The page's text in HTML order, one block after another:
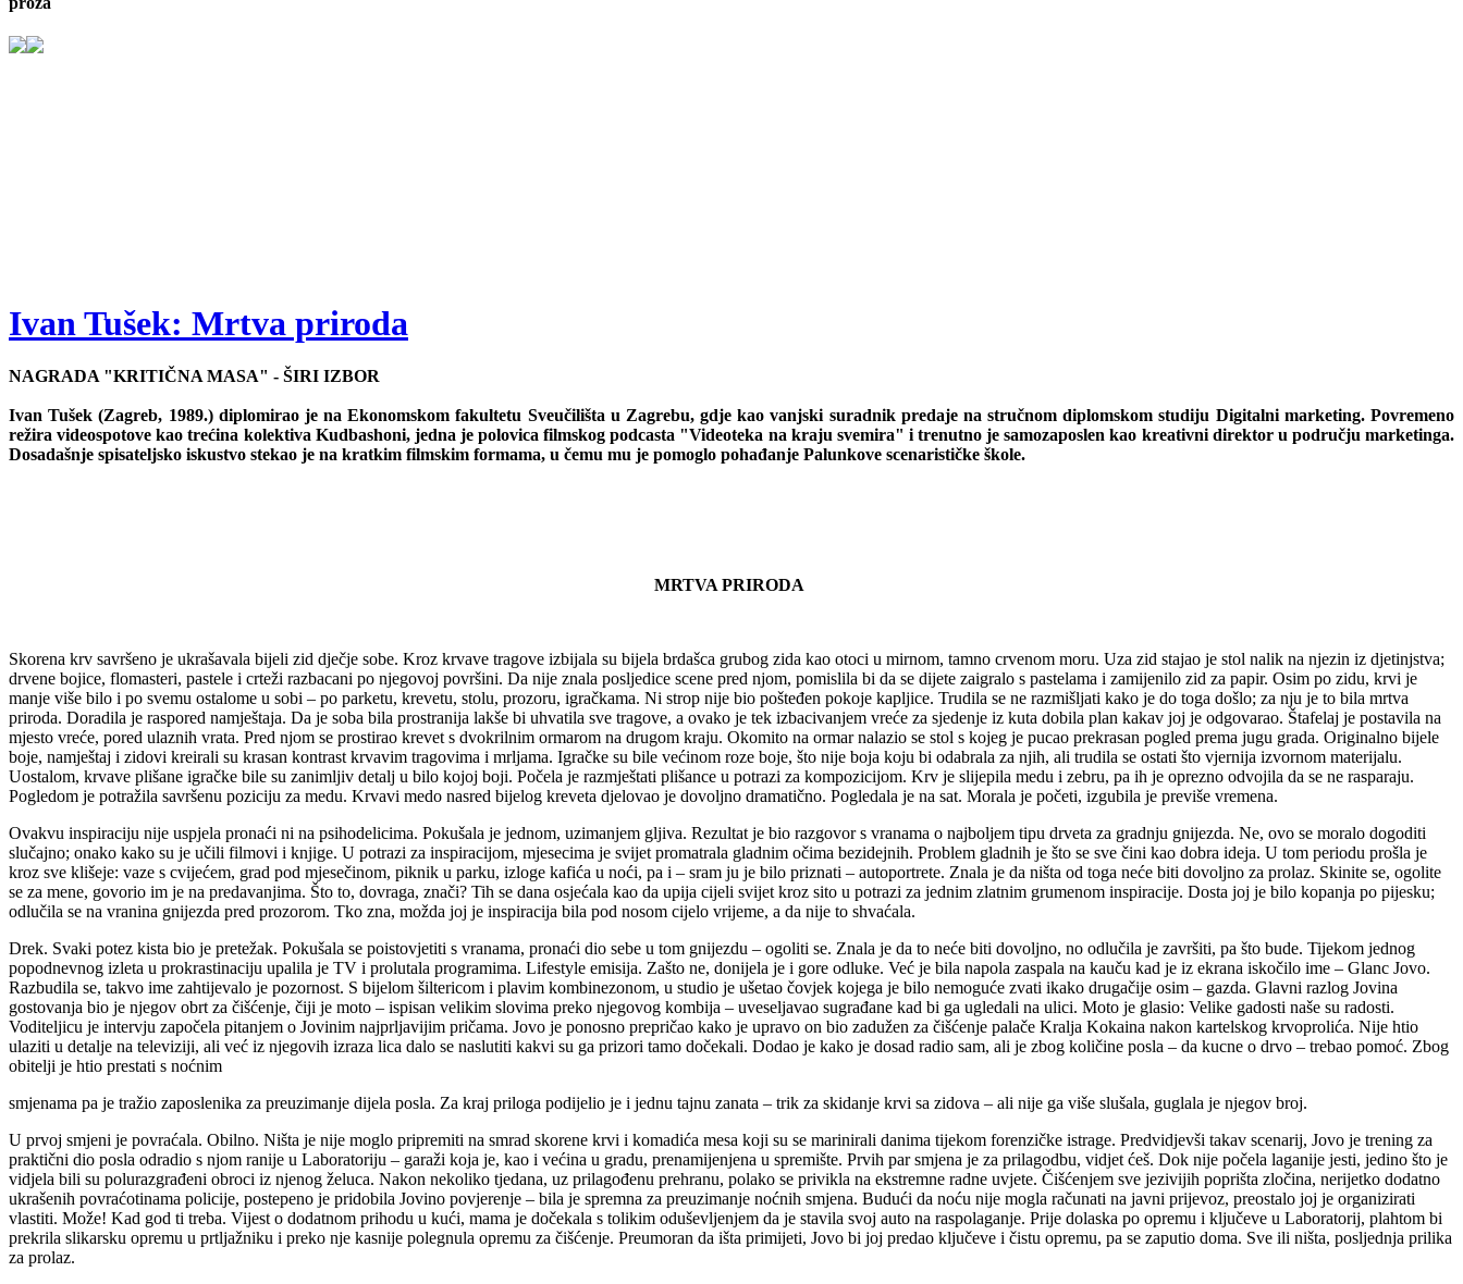
Ivan Tušek: Mrtva priroda
NAGRADA "KRITIČNA MASA" - ŠIRI IZBOR
Ivan Tušek (Zagreb, 1989.) diplomirao je na Ekonomskom fakultetu Sveučilišta u Zagrebu, gdje kao vanjski suradnik predaje na stručnom diplomskom studiju Digitalni marketing. Povremeno
režira videospotove kao trećina kolektiva Kudbashoni, jedna je polovica filmskog podcasta "Videoteka na kraju svemira" i trenutno je samozaposlen kao kreativni direktor u području marketinga.
Dosadašnje spisateljsko iskustvo stekao je na kratkim filmskim formama, u čemu mu je pomoglo pohađanje Palunkove scenarističke škole.
MRTVA PRIRODA
Skorena krv savršeno je ukrašavala bijeli zid dječje sobe. Kroz krvave tragove izbijala su bijela brdašca grubog zida kao otoci u mirnom, tamno crvenom moru. Uza zid stajao je stol nalik na njezin iz djetinjstva;
drvene bojice, flomasteri, pastele i crteži razbacani po njegovoj površini. Da nije znala posljedice scene pred njom, pomislila bi da se dijete zaigralo s pastelama i zamijenilo zid za papir. Osim po zidu, krvi je
manje više bilo i po svemu ostalome u sobi – po parketu, krevetu, stolu, prozoru, igračkama. Ni strop nije bio pošteđen pokoje kapljice. Trudila se ne razmišljati kako je do toga došlo; za nju je to bila mrtva
priroda. Doradila je raspored namještaja. Da je soba bila prostranija lakše bi uhvatila sve tragove, a ovako je tek izbacivanjem vreće za sjedenje iz kuta dobila plan kakav joj je odgovarao. Štafelaj je postavila na
mjesto vreće, pored ulaznih vrata. Pred njom se prostirao krevet s dvokrilnim ormarom na drugom kraju. Okomito na ormar nalazio se stol s kojeg je pucao prekrasan pogled prema jugu grada. Originalno bijele
boje, namještaj i zidovi kreirali su krasan kontrast krvavim tragovima i mrljama. Igračke su bile većinom roze boje, što nije boja koju bi odabrala za njih, ali trudila se ostati što vjernija izvornom materijalu.
Uostalom, krvave plišane igračke bile su zanimljiv detalj u bilo kojoj boji. Počela je razmještati plišance u potrazi za kompozicijom. Krv je slijepila medu i zebru, pa ih je oprezno odvojila da se ne rasparaju.
Pogledom je potražila savršenu poziciju za medu. Krvavi medo nasred bijelog kreveta djelovao je dovoljno dramatično. Pogledala je na sat. Morala je početi, izgubila je previše vremena.
Ovakvu inspiraciju nije uspjela pronaći ni na psihodelicima. Pokušala je jednom, uzimanjem gljiva. Rezultat je bio razgovor s vranama o najboljem tipu drveta za gradnju gnijezda. Ne, ovo se moralo dogoditi
slučajno; onako kako su je učili filmovi i knjige. U potrazi za inspiracijom, mjesecima je svijet promatrala gladnim očima bezidejnih. Problem gladnih je što se sve čini kao dobra ideja. U tom periodu prošla je
kroz sve klišeje: vaze s cvijećem, grad pod mjesečinom, piknik u parku, izloge kafića u noći, pa i – sram ju je bilo priznati – autoportrete. Znala je da ništa od toga neće biti dovoljno za prolaz. Skinite se, ogolite
se za mene, govorio im je na predavanjima. Što to, dovraga, znači? Tih se dana osjećala kao da upija cijeli svijet kroz sito u potrazi za jednim zlatnim grumenom inspiracije. Dosta joj je bilo kopanja po pijesku;
odlučila se na vranina gnijezda pred prozorom. Tko zna, možda joj je inspiracija bila pod nosom cijelo vrijeme, a da nije to shvaćala.
Drek. Svaki potez kista bio je pretežak. Pokušala se poistovjetiti s vranama, pronaći dio sebe u tom gnijezdu – ogoliti se. Znala je da to neće biti dovoljno, no odlučila je završiti, pa što bude. Tijekom jednog
popodnevnog izleta u prokrastinaciju upalila je TV i prolutala programima. Lifestyle emisija. Zašto ne, donijela je i gore odluke. Već je bila napola zaspala na kauču kad je iz ekrana iskočilo ime – Glanc Jovo.
Razbudila se, takvo ime zahtijevalo je pozornost. S bijelom šiltericom i plavim kombinezonom, u studio je ušetao čovjek kojega je bilo nemoguće zvati ikako drugačije osim – gazda. Glavni razlog Jovina
gostovanja bio je njegov obrt za čišćenje, čiji je moto – ispisan velikim slovima preko njegovog kombija – uveseljavao sugrađane kad bi ga ugledali na ulici. Moto je glasio: Velike gadosti naše su radosti.
Voditeljicu je intervju započela pitanjem o Jovinim najprljavijim pričama. Jovo je ponosno prepričao kako je upravo on bio zadužen za čišćenje palače Kralja Kokaina nakon kartelskog krvoprolića. Nije htio
ulaziti u detalje na televiziji, ali već iz njegovih izraza lica dalo se naslutiti kakvi su ga prizori tamo dočekali. Dodao je kako je dosad radio sam, ali je zbog količine posla – da kucne o drvo – trebao pomoć. Zbog
obitelji je htio prestati s noćnim
smjenama pa je tražio zaposlenika za preuzimanje dijela posla. Za kraj priloga podijelio je i jednu tajnu zanata – trik za skidanje krvi sa zidova – ali nije ga više slušala, guglala je njegov broj.
U prvoj smjeni je povraćala. Obilno. Ništa je nije moglo pripremiti na smrad skorene krvi i komadića mesa koji su se marinirali danima tijekom forenzičke istrage. Predvidjevši takav scenarij, Jovo je trening za
praktični dio posla odradio s njom ranije u Laboratoriju – garaži koja je, kao i većina u gradu, prenamijenjena u spremište. Prvih par smjena je za prilagodbu, vidjet ćeš. Dok nije počela laganije jesti, jedino što je
vidjela bili su polurazgrađeni obroci iz njenog želuca. Nakon nekoliko tjedana, uz prilagođenu prehranu, polako se privikla na ekstremne radne uvjete. Čišćenjem sve jezivijih poprišta zločina, nerijetko dodatno
ukrašenih povraćotinama policije, postepeno je pridobila Jovino povjerenje – bila je spremna za preuzimanje noćnih smjena. Budući da noću nije mogla računati na javni prijevoz, preostalo joj je organizirati
vlastiti. Može! Kad god ti treba. Vijest o dodatnom prihodu u kući, mama je dočekala s tolikim oduševljenjem da je stavila svoj auto na raspolaganje. Prije dolaska po opremu i ključeve u Laboratorij, plahtom bi
prekrila slikarsku opremu u prtljažniku i preko nje kasnije polegnula opremu za čišćenje. Preumoran da išta primijeti, Jovo bi joj predao ključeve i čistu opremu, pa se zaputio doma. Sve ili ništa, posljednja prilika
za prolaz.